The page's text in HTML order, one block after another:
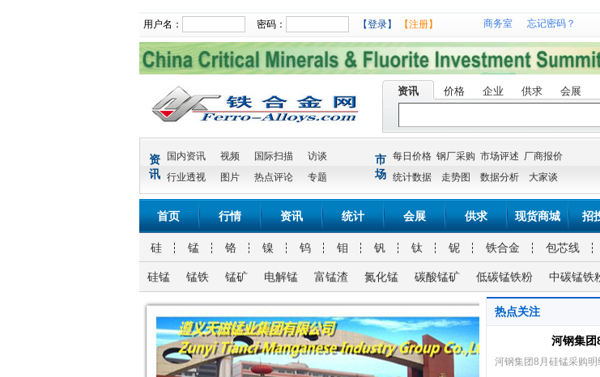
用户名： 密码： 【登录】 【注册】 商务室 忘记密码？
资讯 价格 企业 供求 会展
资
讯
国内资讯 视频 国际扫描
访谈
行业透视
图片 热点评论 专题
市
场
每日价格 钢厂采购 市场评述 厂商报价
统计数据
走势图 数据分析 大家谈
首页 行情 资讯 统计 会展 供求 现货商城 招
硅 锰 铬 镍 钨 钼 钒 钛 铌 铁合金 包芯线
硅锰 锰铁 锰矿 电解锰 富锰渣 氮化锰 碳酸锰矿 低碳锰铁粉 中碳锰铁
热点关注
河钢集团
河钢集团8月硅锰采购明